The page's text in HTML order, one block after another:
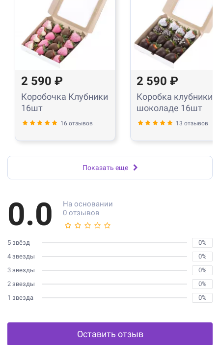
2 590 ₽
Коробочка Клубники
16шт
16 отзывов
2 590 ₽
Коробка клубники в
шоколаде 16шт
13 отзывов
Показать еще
0.0
На основании
0 отзывов
5 звёзд
0%
4 звезды
0%
3 звезды
0%
2 звезды
0%
1 звезда
0%
Оставить отзыв